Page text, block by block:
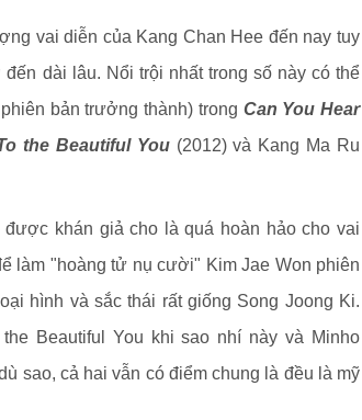
vai diễn của Kang Chan Hee đến nay tuy
dài lâu. Nổi trội nhất trong số này có thể
bản trưởng thành) trong Can You Hear
the Beautiful You(2012) và Kang Ma Ru
khán giả cho là quá hoàn hảo cho vai
làm "hoàng tử nụ cười" Kim Jae Won phiên
hình và sắc thái rất giống Song Joong Ki.
Beautiful You khi sao nhí này và Minho
sao, cả hai vẫn có điểm chung là đều là mỹ